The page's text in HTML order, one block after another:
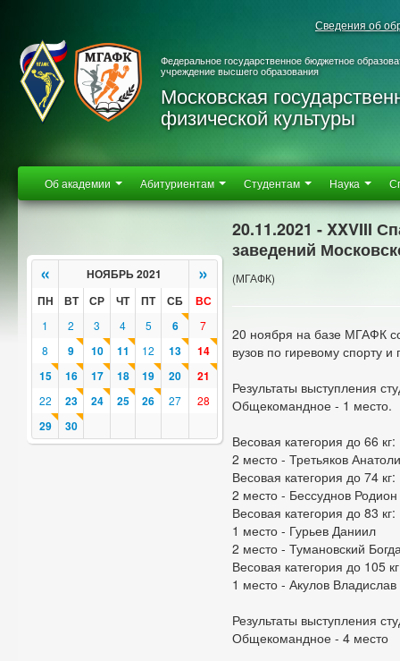
Сведения об
Федеральное государственное бюджетное
учреждение высшего образования
Московская
физической культуры
Об академии Абитуриентам Студентам Наука
« НОЯБРЬ 2021 »
ПН ВТ СР ЧТ ПТ СБ ВС
1 2 3 4 5 6
7
8
9 10 11 12 13
14
15
16 17 18 19 20 21
22 23 24 25 26 27 28
29 30
20.11.2021 - XXVIII
заведений
(МГАФК)
20 ноября на базе МГАФК
вузов по гиревому спорту и
Результаты выступления
Общекомандное - 1 место.
Весовая категория до 66 кг:
2 место - Третьяков
Весовая категория до 74 кг:
2 место - Бессуднов Родион
Весовая категория до 83 кг:
1 место - Гурьев Даниил
2 место - Тумановский
Весовая категория до 105
1 место - Акулов Владислав
Результаты выступления
Общекомандное - 4 место